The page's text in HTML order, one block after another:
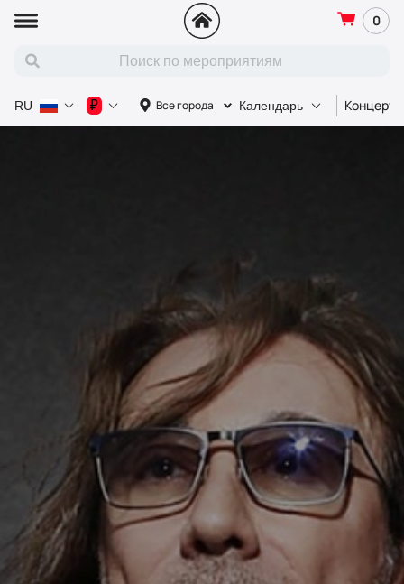
0
Все города Календарь Концерт
RU ₽